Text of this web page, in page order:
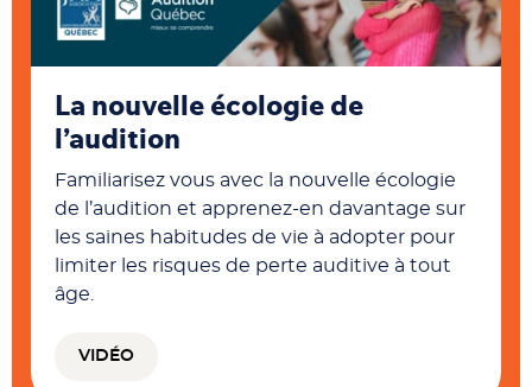
La nouvelle écologie de
l’audition
Familiarisez vous avec la nouvelle écologie
de l’audition et apprenez-en davantage sur
les saines habitudes de vie à adopter pour
limiter les risques de perte auditive à tout
âge.
VIDÉO